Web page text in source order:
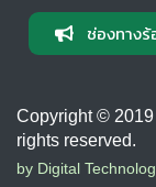
ช่องทางร้
Copyright © 2019
rights reserved.
by Digital